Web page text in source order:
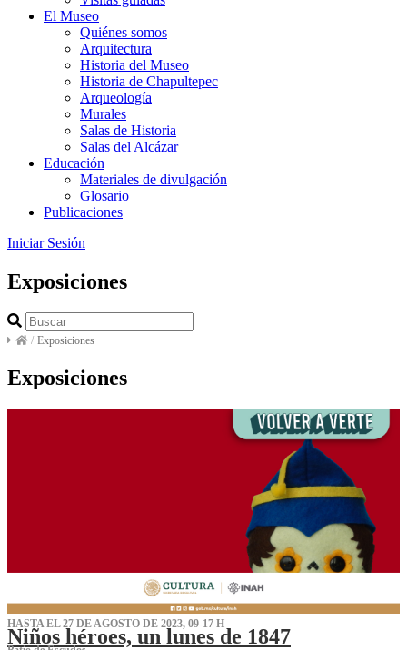
El Museo
Quiénes somos
Arquitectura
Historia del Museo
Historia de Chapultepec
Arqueología
Murales
Salas de Historia
Salas del Alcázar
Educación
Materiales de divulgación
Glosario
Publicaciones
Iniciar Sesión
Exposiciones
/ Exposiciones
Exposiciones
HASTA EL 27 DE AGOSTO DE 2023, 09-17 H
Niños héroes, un lunes de 1847